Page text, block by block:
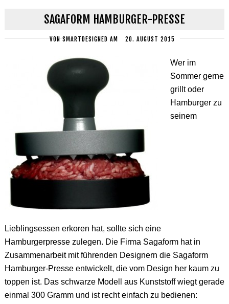
SAGAFORM HAMBURGER-PRESSE
VON SMARTDESIGNED AM 20. AUGUST 2015
Wer im
Sommer gerne
grillt oder
Hamburger zu
seinem
Lieblingsessen erkoren hat, sollte sich eine
Hamburgerpresse zulegen. Die Firma Sagaform hat in
Zusammenarbeit mit führenden Designern die Sagaform
Hamburger-Presse entwickelt, die vom Design her kaum zu
toppen ist. Das schwarze Modell aus Kunststoff wiegt gerade
einmal 300 Gramm und ist recht einfach zu bedienen: